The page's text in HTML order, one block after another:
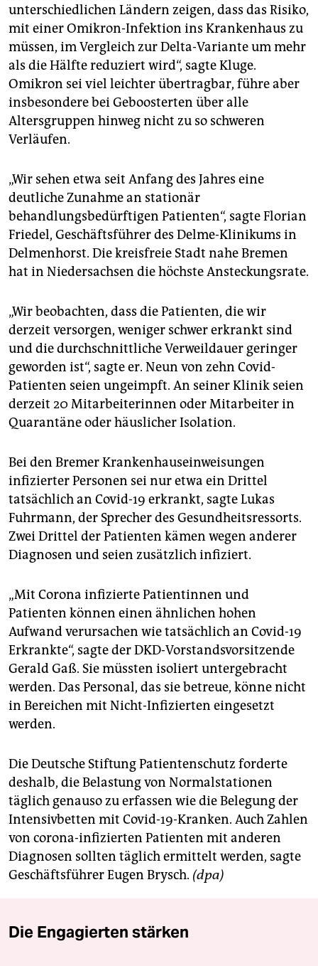
unterschiedlichen Ländern zeigen, dass das Risiko,
mit einer Omikron-Infektion ins Krankenhaus zu
müssen, im Vergleich zur Delta-Variante um mehr
als die Hälfte reduziert wird“, sagte Kluge.
Omikron sei viel leichter übertragbar, führe aber
insbesondere bei Geboosterten über alle
Altersgruppen hinweg nicht zu so schweren
Verläufen.
„Wir sehen etwa seit Anfang des Jahres eine
deutliche Zunahme an stationär
behandlungsbedürftigen Patienten“, sagte Florian
Friedel, Geschäftsführer des Delme-Klinikums in
Delmenhorst. Die kreisfreie Stadt nahe Bremen
hat in Niedersachsen die höchste Ansteckungsrate.
„Wir beobachten, dass die Patienten, die wir
derzeit versorgen, weniger schwer erkrankt sind
und die durchschnittliche Verweildauer geringer
geworden ist“, sagte er. Neun von zehn Covid-
Patienten seien ungeimpft. An seiner Klinik seien
derzeit 20 Mitarbeiterinnen oder Mitarbeiter in
Quarantäne oder häuslicher Isolation.
Bei den Bremer Krankenhauseinweisungen
infizierter Personen sei nur etwa ein Drittel
tatsächlich an Covid-19 erkrankt, sagte Lukas
Fuhrmann, der Sprecher des Gesundheitsressorts.
Zwei Drittel der Patienten kämen wegen anderer
Diagnosen und seien zusätzlich infiziert.
„Mit Corona infizierte Patientinnen und
Patienten können einen ähnlichen hohen
Aufwand verursachen wie tatsächlich an Covid-19
Erkrankte“, sagte der DKD-Vorstandsvorsitzende
Gerald Gaß. Sie müssten isoliert untergebracht
werden. Das Personal, das sie betreue, könne nicht
in Bereichen mit Nicht-Infizierten eingesetzt
werden.
Die Deutsche Stiftung Patientenschutz forderte
deshalb, die Belastung von Normalstationen
täglich genauso zu erfassen wie die Belegung der
Intensivbetten mit Covid-19-Kranken. Auch Zahlen
von corona-infizierten Patienten mit anderen
Diagnosen sollten täglich ermittelt werden, sagte
Geschäftsführer Eugen Brysch. (dpa)
Die Engagierten stärken